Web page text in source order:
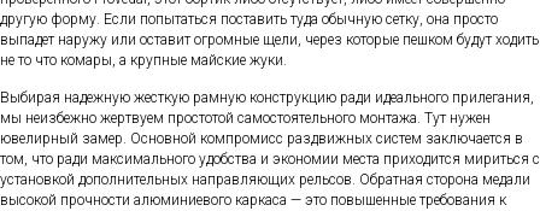
другую форму. Если попытаться поставить туда обычную сетку, она просто
выпадет наружу или оставит огромные щели, через которые пешком будут ходить
не то что комары, а крупные майские жуки.
Выбирая надежную жесткую рамную конструкцию ради идеального прилегания,
мы неизбежно жертвуем простотой самостоятельного монтажа. Тут нужен
ювелирный замер. Основной компромисс раздвижных систем заключается в
том, что ради максимального удобства и экономии места приходится мириться с
установкой дополнительных направляющих рельсов. Обратная сторона медали
высокой прочности алюминиевого каркаса — это повышенные требования к